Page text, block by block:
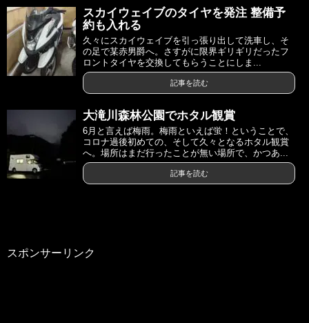
スカイウェイブのタイヤを発注 整備予
約も入れる
久々にスカイウェイブを引っ張り出して洗車し、そ
の足で某赤男爵へ。さすがに限界ギリギリだったフ
ロントタイヤを交換してもらうことにしま...
記事を読む
大滝川森林公園でホタル観賞
6月と言えば梅雨。梅雨といえば蛍！ということで、
コロナ過後初めての、そして久々となるホタル観賞
へ。場所はまだ行ったことが無い場所で、かつあ...
記事を読む
スポンサーリンク